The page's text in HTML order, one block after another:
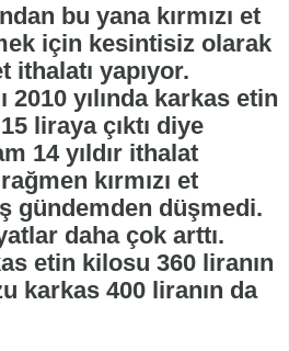
bu yana kırmızı et
için kesintisiz olarak
ithalatı yapıyor.
2010 yılında karkas etin
liraya çıktı diye
14 yıldır ithalat
kırmızı et
gündemden düşmedi.
daha çok arttı.
etin kilosu 360 liranın
karkas 400 liranın da